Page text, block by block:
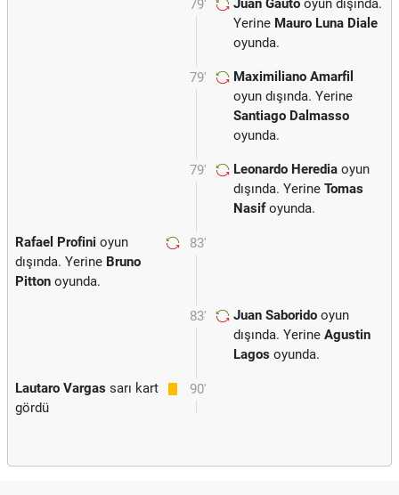
79' Juan Gauto oyun dışında.
Yerine Mauro Luna Diale
oyunda.
79'
Maximiliano Amarfil
oyun dışında. Yerine
Santiago Dalmasso
oyunda.
79' Leonardo Heredia oyun
dışında. Yerine Tomas
Nasifoyunda.
83'
Rafael Profini oyun
dışında. Yerine Bruno
Pitton oyunda.
83' Juan Saborido oyun
dışında. Yerine Agustin
Lagos oyunda.
90'
Lautaro Vargas sarı kart
gördü